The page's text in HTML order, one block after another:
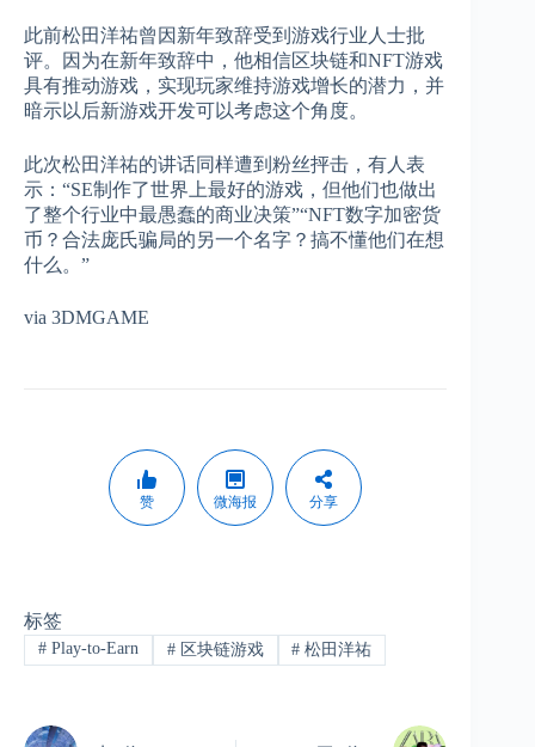
此前松田洋祐曾因新年致辞受到游戏行业人士批
评。因为在新年致辞中，他相信区块链和NFT游戏
具有推动游戏，实现玩家维持游戏增长的潜力，并
暗示以后新游戏开发可以考虑这个角度。
此次松田洋祐的讲话同样遭到粉丝抨击，有人表
示：“SE制作了世界上最好的游戏，但他们也做出
了整个行业中最愚蠢的商业决策”“NFT数字加密货
币？合法庞氏骗局的另一个名字？搞不懂他们在想
什么。”
via 3DMGAME
赞 微海报 分享
标签
#Play-to-Earn #区块链游戏 # 松田洋祐